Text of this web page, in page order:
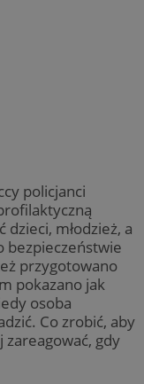
policjanci
młodzież, a
bezpieczeństwie
przygotowano
pokazano jak
osoba
Co zrobić, aby
zareagować, gdy